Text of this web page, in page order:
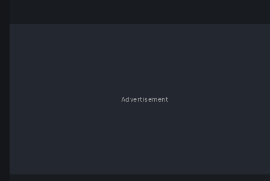
Advertisement